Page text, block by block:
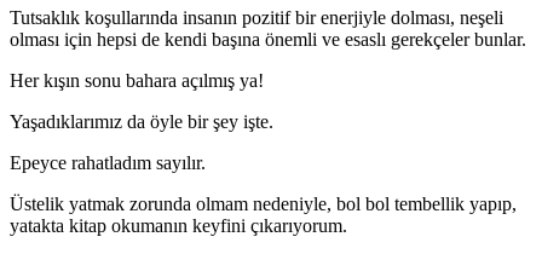
Tutsaklık koşullarında insanın pozitif bir enerjiyle dolması, neşeli
olması için hepsi de kendi başına önemli ve esaslı gerekçeler bunlar.
Her kışın sonu bahara açılmış ya!
Yaşadıklarımız da öyle bir şey işte.
Epeyce rahatladım sayılır.
Üstelik yatmak zorunda olmam nedeniyle, bol bol tembellik yapıp,
yatakta kitap okumanın keyfini çıkarıyorum.